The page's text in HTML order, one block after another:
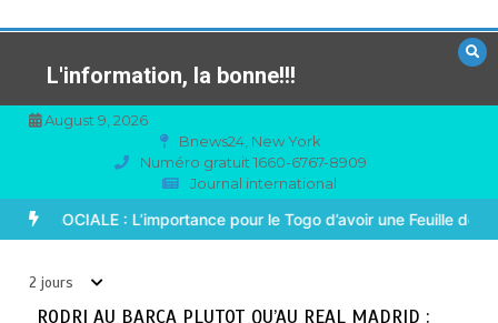
au
contenuL'information, la bonne!!!
August 9, 2026
Bnews24, New York
Numéro gratuit 1660-6767-8909
Journal international
REAL MADRID : Les révélations chocs de Pep Guardiola…
2 jours
RODRI AU BARÇA PLUTOT QU’AU REAL MADRID :
TOGO : Sauver la mère devient un indicateur de
4
BLITTA / SEMINAIRE NATIONAL DES GOUVERNEURS ET